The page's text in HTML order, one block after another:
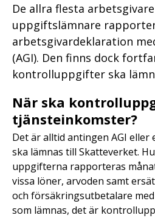
De allra flesta
uppgiftslämnare
arbetsgivardeklaration
(AGI). Den finns dock
kontrolluppgifter ska
När ska
tjänsteinkomster?
Det är alltid antingen AGI
ska lämnas till Skatteverket.
uppgifterna rapporteras
vissa löner, arvoden samt
och försäkringsutbetalare
som lämnas, det är